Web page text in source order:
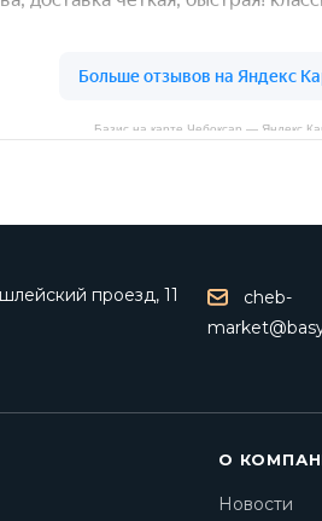
Базис на карте Чебоксар — Яндекс
проезд, 11
cheb-
О
Новости